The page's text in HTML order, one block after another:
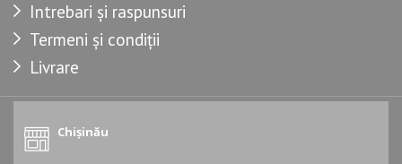
Intrebari și raspunsuri
Termeni și condiții
Livrare
Chișinău